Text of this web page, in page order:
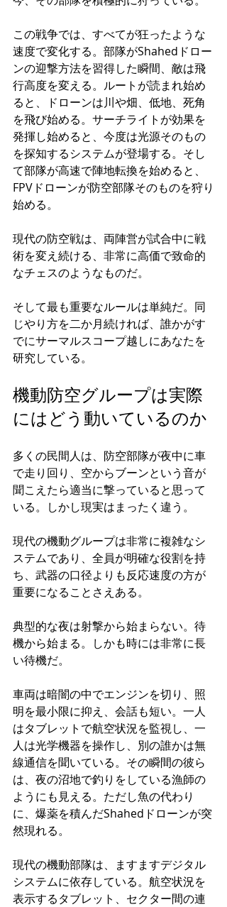
この戦争では、すべてが狂ったような
速度で変化する。部隊がShahedドロー
ンの迎撃方法を習得した瞬間、敵は飛
行高度を変える。ルートが読まれ始め
ると、ドローンは川や畑、低地、死角
を飛び始める。サーチライトが効果を
発揮し始めると、今度は光源そのもの
を探知するシステムが登場する。そし
て部隊が高速で陣地転換を始めると、
FPVドローンが防空部隊そのものを狩り
始める。
現代の防空戦は、両陣営が試合中に戦
術を変え続ける、非常に高価で致命的
なチェスのようなものだ。
そして最も重要なルールは単純だ。同
じやり方を二か月続ければ、誰かがす
でにサーマルスコープ越しにあなたを
研究している。
機動防空グループは実際
にはどう動いているのか
多くの民間人は、防空部隊が夜中に車
で走り回り、空からブーンという音が
聞こえたら適当に撃っていると思って
いる。しかし現実はまったく違う。
現代の機動グループは非常に複雑なシ
ステムであり、全員が明確な役割を持
ち、武器の口径よりも反応速度の方が
重要になることさえある。
典型的な夜は射撃から始まらない。待
機から始まる。しかも時には非常に長
い待機だ。
車両は暗闇の中でエンジンを切り、照
明を最小限に抑え、会話も短い。一人
はタブレットで航空状況を監視し、一
人は光学機器を操作し、別の誰かは無
線通信を聞いている。その瞬間の彼ら
は、夜の沼地で釣りをしている漁師の
ようにも見える。ただし魚の代わり
に、爆薬を積んだShahedドローンが突
然現れる。
現代の機動部隊は、ますますデジタル
システムに依存している。航空状況を
表示するタブレット、セクター間の連